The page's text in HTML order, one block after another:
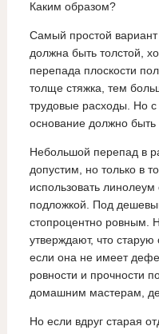
Каким образом?
Самый простой
должна быть толстой,
перепада плоскости
толще стяжка, тем
трудовые расходы. Но
основание должно
Небольшой перепад в
допустим, но только в
использовать
подложкой. Под
стопроцентно ровным.
утверждают, что старую
если она не имеет
ровности и прочности
домашним мастерам,
Но если вдруг старая